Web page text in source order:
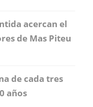
acercan el
de Mas Piteu
de cada tres
años